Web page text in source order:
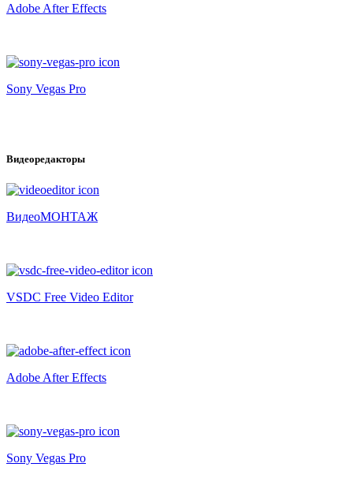
Adobe After Effects
Sony Vegas Pro
Видеоредакторы
ВидеоМОНТАЖ
VSDC Free Video Editor
Adobe After Effects
Sony Vegas Pro